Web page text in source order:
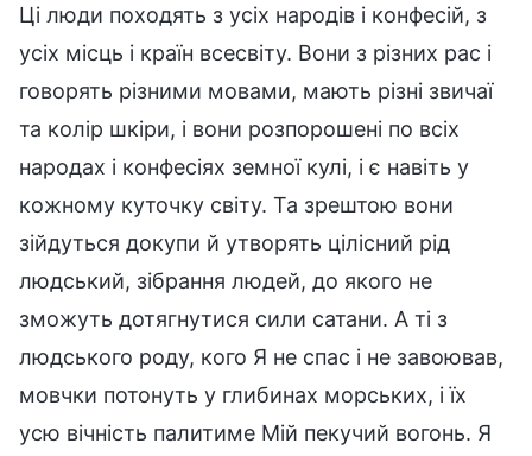
Ці люди походять з усіх народів і конфесій, з
усіх місць і країн всесвіту. Вони з різних рас і
говорять різними мовами, мають різні звичаї
та колір шкіри, і вони розпорошені по всіх
народах і конфесіях земної кулі, і є навіть у
кожному куточку світу. Та зрештою вони
зійдуться докупи й утворять цілісний рід
людський, зібрання людей, до якого не
зможуть дотягнутися сили сатани. А ті з
людського роду, кого Я не спас і не завоював,
мовчки потонуть у глибинах морських, і їх
усю вічність палитиме Мій пекучий вогонь. Я